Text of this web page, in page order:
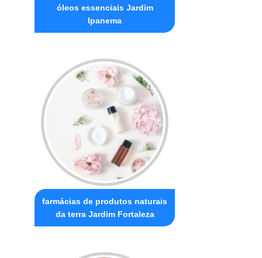
óleos essenciais Jardim
Ipanema
farmácias de produtos naturais
da terra Jardim Fortaleza